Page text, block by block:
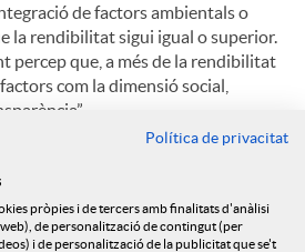
de factors ambientals o
la rendibilitat sigui igual o superior.
percep que, a més de la rendibilitat
com la dimensió social,
d’Enginyers per la digitalització,
creixement d’oficines continuarà
progressiu. Hi ha una aposta
El millor està per venir”.
Política de privacitat
pròpies i de tercers amb finalitats d'anàlisi
de personalització de contingut (per
i de personalització de la publicitat que se't